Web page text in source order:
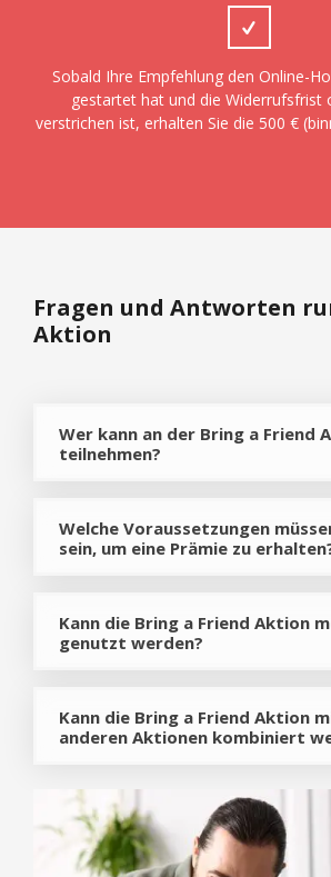
Sobald Ihre Empfehlung den Online-
gestartet hat und die Widerrufsfrist
verstrichen ist, erhalten Sie die 500 €
Fragen und Antworten
Aktion
Wer kann an der Bring a Friend
teilnehmen?
Welche Voraussetzungen
sein, um eine Prämie zu
Kann die Bring a Friend Aktion
genutzt werden?
Kann die Bring a Friend Aktion
anderen Aktionen kombiniert